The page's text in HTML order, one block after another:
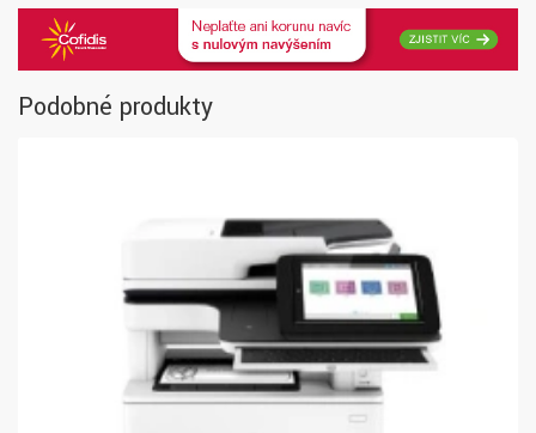
Podobné produkty